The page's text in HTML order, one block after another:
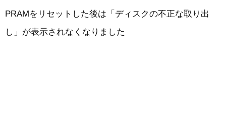
PRAMをリセットした後は「ディスクの不正な取り出
し」が表示されなくなりました